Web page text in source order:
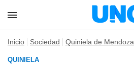
Inicio Sociedad Quiniela de Mendoza
QUINIELA